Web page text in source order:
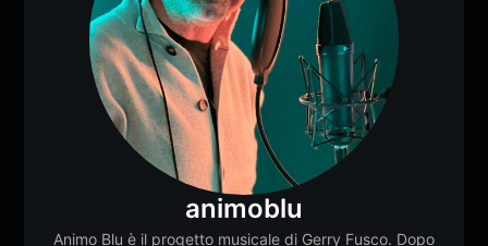
animoblu
Animo Blu è il progetto musicale di Gerry Fusco. Dopo